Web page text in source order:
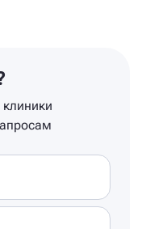
клиники